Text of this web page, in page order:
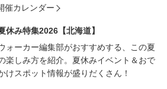
催カレンダー
休み特集2026【北海道】
ォーカー編集部がおすすめする、この夏
楽しみ方を紹介。夏休みイベント＆おで
けスポット情報が盛りだくさん！